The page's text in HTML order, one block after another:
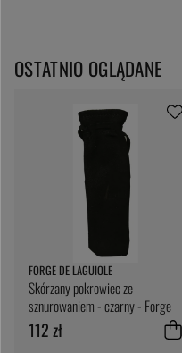
OSTATNIO OGLĄDANE
FORGE DE LAGUIOLE
Skórzany pokrowiec ze
sznurowaniem - czarny - Forge
de Laguiole
112 zł